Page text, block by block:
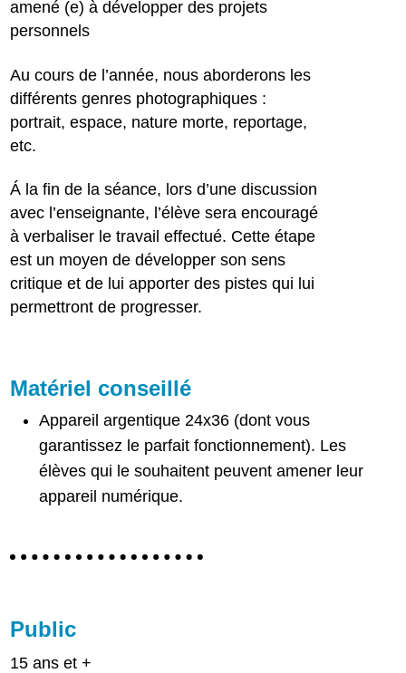
amené (e) à développer des projets
personnels
Au cours de l’année, nous aborderons les
différents genres photographiques :
portrait, espace, nature morte, reportage,
etc.
Á la fin de la séance, lors d’une discussion
avec l’enseignante, l’élève sera encouragé
à verbaliser le travail effectué. Cette étape
est un moyen de développer son sens
critique et de lui apporter des pistes qui lui
permettront de progresser.
Matériel conseillé
Appareil argentique 24x36 (dont vous
garantissez le parfait fonctionnement). Les
élèves qui le souhaitent peuvent amener leur
appareil numérique.
Public
15 ans et +